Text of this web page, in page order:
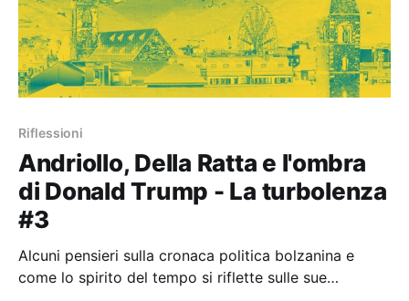
Riflessioni
Andriollo, Della Ratta e l'ombra
di Donald Trump - La turbolenza
#3
Alcuni pensieri sulla cronaca politica bolzanina e
come lo spirito del tempo si riflette sulle sue